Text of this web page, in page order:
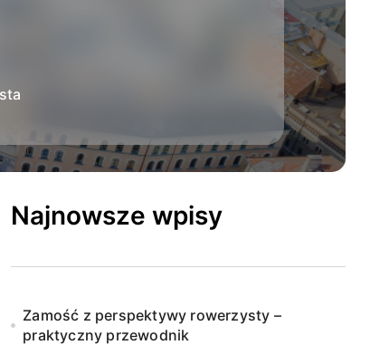
Najnowsze wpisy
Zamość z perspektywy rowerzysty –
praktyczny przewodnik